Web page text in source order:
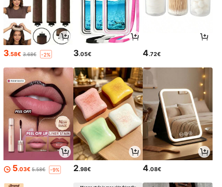
3.58€ 3.68€ -2% 3.05€ 4.72€
5.03€ 5.58€ -9% 2.98€ 4.08€